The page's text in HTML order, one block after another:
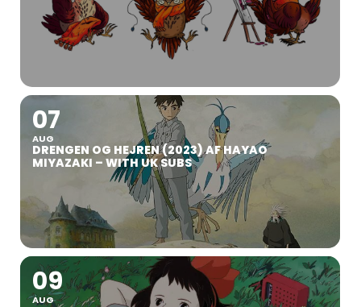
07
AUG
DRENGEN OG HEJREN (2023) AF HAYAO
MIYAZAKI – WITH UK SUBS
09
AUG